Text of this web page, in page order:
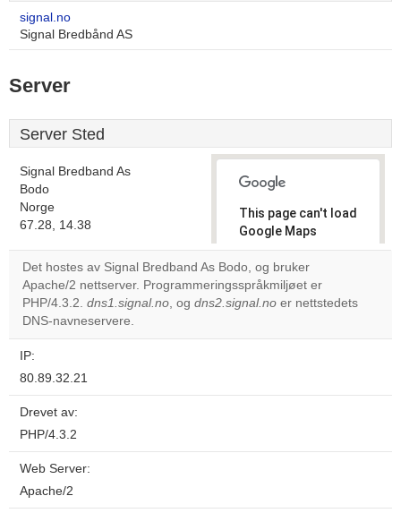
signal.no
Signal Bredbånd AS
Server
Server Sted
Signal Bredband As
Bodo
Norge
67.28, 14.38
This page can't load
Google Maps
correctly.
Do you
own this
OK
Det hostes av Signal Bredband As Bodo, og bruker
Apache/2 nettserver. Programmeringsspråkmiljøet er
PHP/4.3.2. dns1.signal.no, og dns2.signal.no er nettstedets
DNS-navneservere.
IP:
80.89.32.21
Drevet av:
PHP/4.3.2
Web Server:
Apache/2